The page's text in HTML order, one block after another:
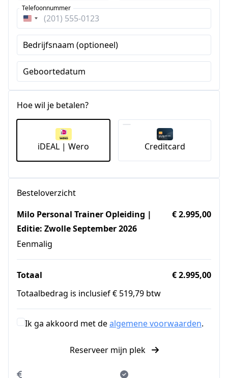
Verenigde
Staten
+1
Telefoonnummer
Bedrijfsnaam (optioneel)
Geboortedatum
Hoe wil je betalen?
iDEAL | Wero Creditcard
Besteloverzicht
Milo Personal Trainer Opleiding |
Editie: Zwolle September 2026
Eenmalig
€ 2.995,00
Totaal
€ 2.995,00
Totaalbedrag is inclusief € 519,79 btw
Ik ga akkoord met dealgemene voorwaarden.
Reserveer mijn plek